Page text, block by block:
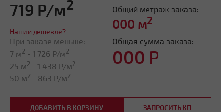
719 Р/м2
Нашли дешевле?
При заказе меньше:
7 м2 - 1 726 Р/м2
25 м2 - 1 438 Р/м2
50 м2 - 863 Р/м2
Общий метраж заказа:
000 м2
Общая сумма заказа:
000 Р
ДОБАВИТЬ В КОРЗИНУ ЗАПРОСИТЬ КП